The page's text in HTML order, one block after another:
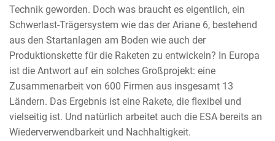
Technik geworden. Doch was braucht es eigentlich, ein
Schwerlast-Trägersystem wie das der Ariane 6, bestehend
aus den Startanlagen am Boden wie auch der
Produktionskette für die Raketen zu entwickeln? In Europa
ist die Antwort auf ein solches Großprojekt: eine
Zusammenarbeit von 600 Firmen aus insgesamt 13
Ländern. Das Ergebnis ist eine Rakete, die flexibel und
vielseitig ist. Und natürlich arbeitet auch die ESA bereits an
Wiederverwendbarkeit und Nachhaltigkeit.